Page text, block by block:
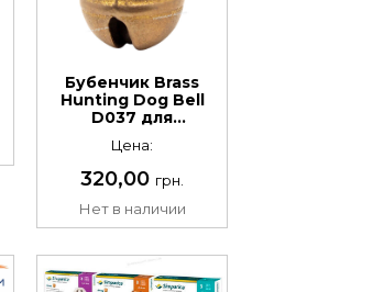
Бубенчик Brass
Hunting Dog Bell
D037 для
латунный, 3,7 см
Цена:
320,00 грн.
Нет в наличии